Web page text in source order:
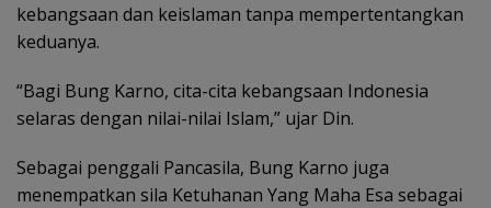
kebangsaan dan keislaman tanpa mempertentangkan
keduanya.
“Bagi Bung Karno, cita-cita kebangsaan Indonesia
selaras dengan nilai-nilai Islam,” ujar Din.
Sebagai penggali Pancasila, Bung Karno juga
menempatkan sila Ketuhanan Yang Maha Esa sebagai